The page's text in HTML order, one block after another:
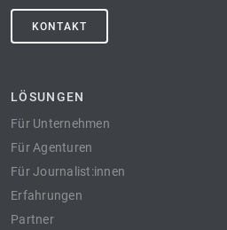
KONTAKT
LÖSUNGEN
Für Unternehmen
Für Agenturen
Für Journalist:innen
Erfahrungen
Partner